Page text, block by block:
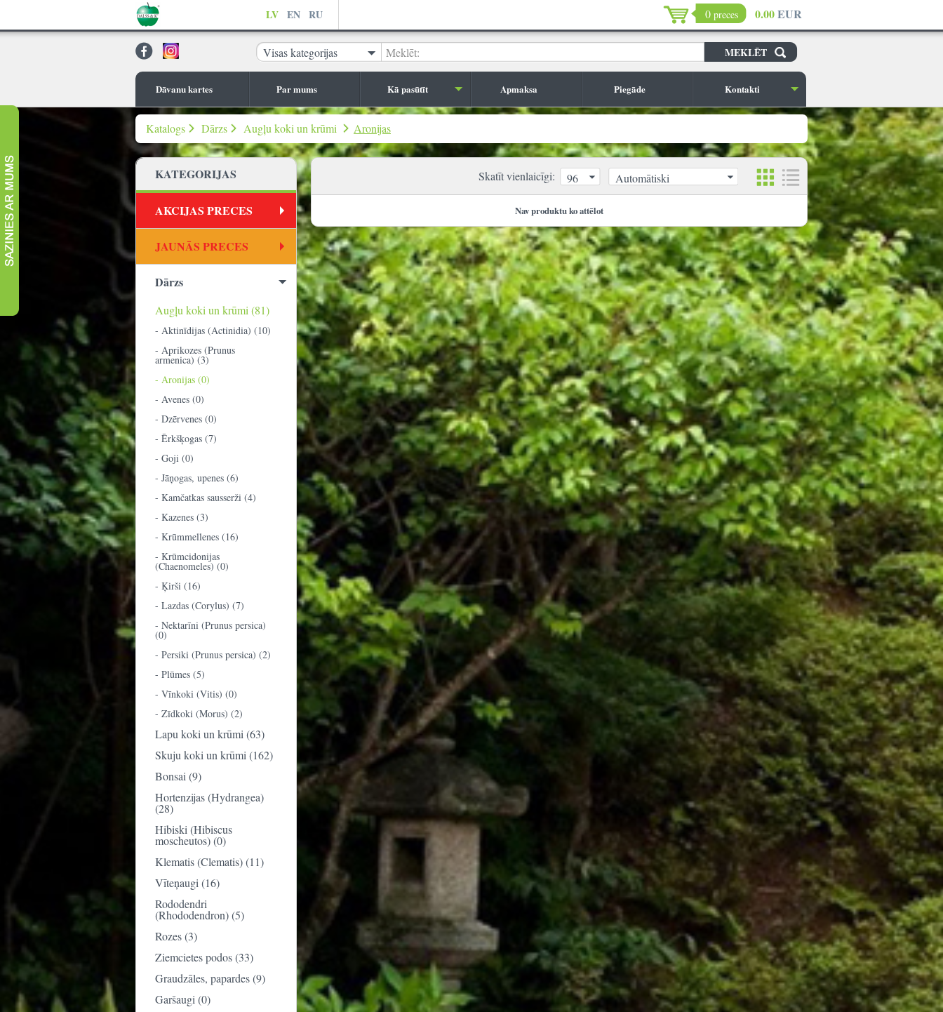
LV EN RU 0 preces 0.00EUR
Visas kategorijas Meklēt:
Dāvanu kartes Par mums Kā pasūtīt Apmaksa Piegāde Kontakti
Katalogs Dārzs Augļu koki un krūmi Aronijas
KATEGORIJAS
AKCIJAS PRECES
JAUNĀS PRECES
Dārzs
Augļu koki un krūmi (81)
- Aktinīdijas (Actinidia) (10)
- Aprikozes (Prunus
armenica) (3)
- Aronijas (0)
- Avenes (0)
- Dzērvenes (0)
- Ērkšķogas (7)
- Goji (0)
- Jāņogas, upenes (6)
- Kamčatkas sausserži (4)
- Kazenes (3)
- Krūmmellenes (16)
- Krūmcidonijas
(Chaenomeles) (0)
- Ķirši (16)
- Lazdas (Corylus) (7)
- Nektarīni (Prunus persica)
(0)
- Persiki (Prunus persica) (2)
- Plūmes (5)
- Vīnkoki (Vitis) (0)
- Zīdkoki (Morus) (2)
Lapu koki un krūmi (63)
Skuju koki un krūmi (162)
Bonsai (9)
Hortenzijas (Hydrangea)
(28)
Hibiski (Hibiscus
moscheutos) (0)
Klematis (Clematis) (11)
Vīteņaugi (16)
Rododendri
(Rhododendron) (5)
Rozes (3)
Ziemcietes podos (33)
Graudzāles, papardes (9)
Garšaugi (0)
Skatīt vienlaicīgi: 96 Automātiski
Nav produktu ko attēlot